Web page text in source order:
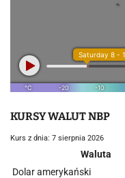
KURSY WALUT NBP
Kurs z dnia: 7 sierpnia 2026
Waluta
Dolar amerykański